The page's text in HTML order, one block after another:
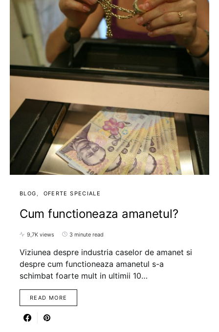
BLOG OFERTE SPECIALE
Cum functioneaza amanetul?
9,7K views 3 minute read
Viziunea despre industria caselor de amanet si
despre cum functioneaza amanetul s-a
schimbat foarte mult in ultimii 10…
READ MORE